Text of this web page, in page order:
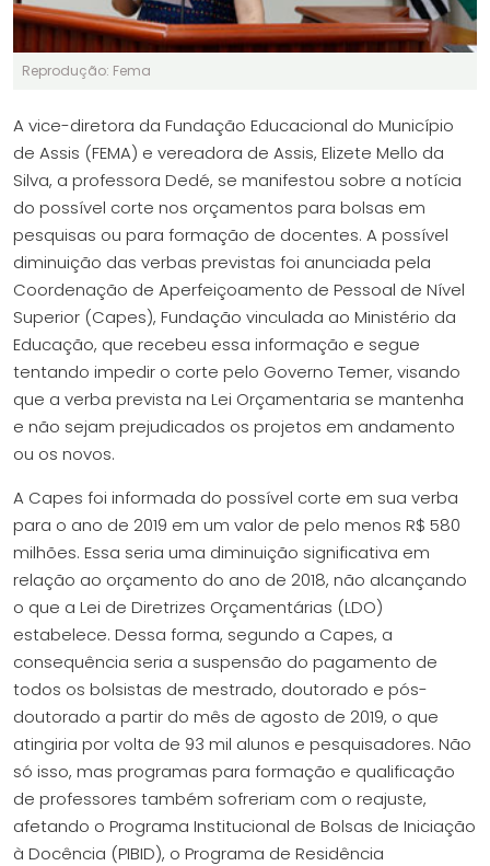
Reprodução: Fema
A vice-diretora da Fundação Educacional do Município
de Assis (FEMA) e vereadora de Assis, Elizete Mello da
Silva, a professora Dedé, se manifestou sobre a notícia
do possível corte nos orçamentos para bolsas em
pesquisas ou para formação de docentes. A possível
diminuição das verbas previstas foi anunciada pela
Coordenação de Aperfeiçoamento de Pessoal de Nível
Superior (Capes), Fundação vinculada ao Ministério da
Educação, que recebeu essa informação e segue
tentando impedir o corte pelo Governo Temer, visando
que a verba prevista na Lei Orçamentaria se mantenha
e não sejam prejudicados os projetos em andamento
ou os novos.
A Capes foi informada do possível corte em sua verba
para o ano de 2019 em um valor de pelo menos R$ 580
milhões. Essa seria uma diminuição significativa em
relação ao orçamento do ano de 2018, não alcançando
o que a Lei de Diretrizes Orçamentárias (LDO)
estabelece. Dessa forma, segundo a Capes, a
consequência seria a suspensão do pagamento de
todos os bolsistas de mestrado, doutorado e pós-
doutorado a partir do mês de agosto de 2019, o que
atingiria por volta de 93 mil alunos e pesquisadores. Não
só isso, mas programas para formação e qualificação
de professores também sofreriam com o reajuste,
afetando o Programa Institucional de Bolsas de Iniciação
à Docência (PIBID), o Programa de Residência